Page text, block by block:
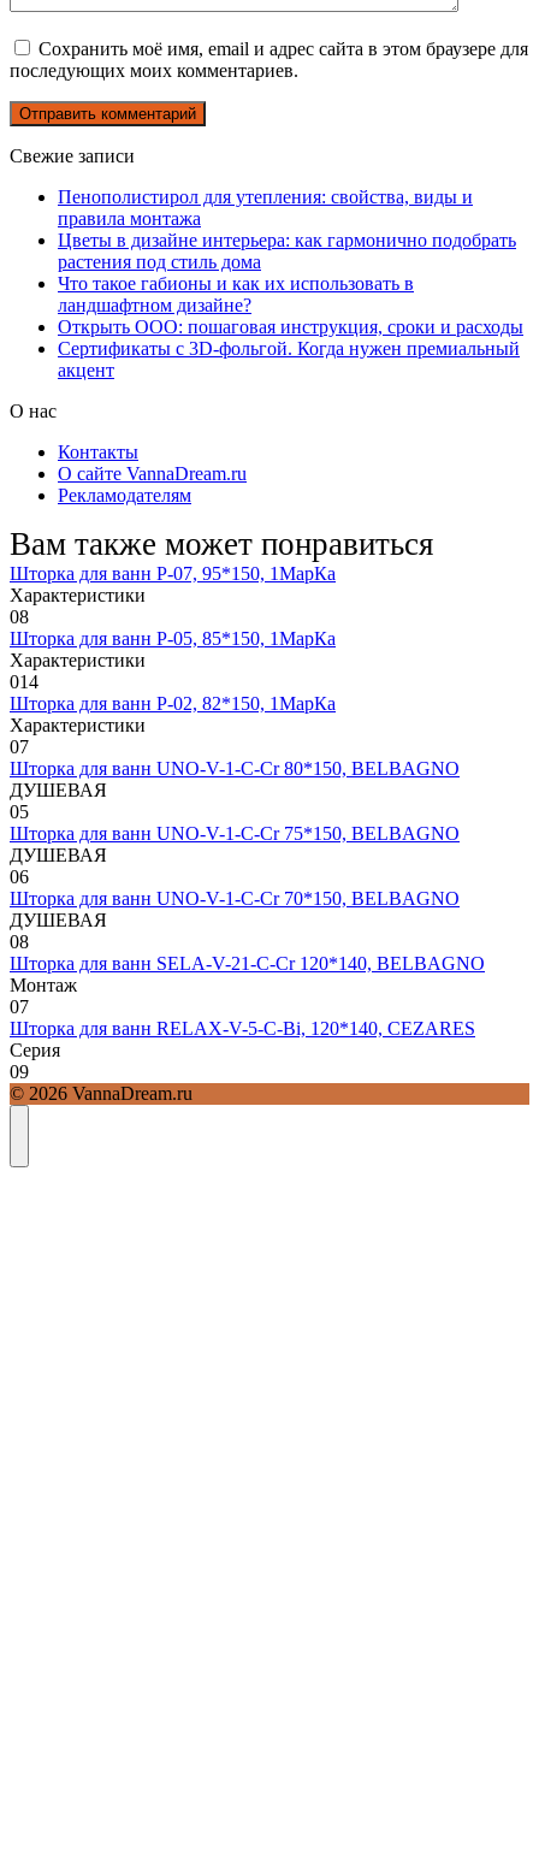
Сохранить моё имя, email и адрес сайта в этом браузере для
последующих моих комментариев.
Свежие записи
Пенополистирол для утепления: свойства, виды и
правила монтажа
Цветы в дизайне интерьера: как гармонично подобрать
растения под стиль дома
Что такое габионы и как их использовать в
ландшафтном дизайне?
Открыть ООО: пошаговая инструкция, сроки и расходы
Сертификаты с 3D-фольгой. Когда нужен премиальный
акцент
О нас
Контакты
О сайте VannaDream.ru
Рекламодателям
Вам также может понравиться
Шторка для ванн Р-07, 95*150, 1МарКа
Характеристики
08
Шторка для ванн Р-05, 85*150, 1МарКа
Характеристики
014
Шторка для ванн Р-02, 82*150, 1МарКа
Характеристики
07
Шторка для ванн UNO-V-1-C-Cr 80*150, BELBAGNO
ДУШЕВАЯ
05
Шторка для ванн UNO-V-1-C-Cr 75*150, BELBAGNO
ДУШЕВАЯ
06
Шторка для ванн UNO-V-1-C-Cr 70*150, BELBAGNO
ДУШЕВАЯ
08
Шторка для ванн SELA-V-21-C-Cr 120*140, BELBAGNO
Монтаж
07
Шторка для ванн RELAX-V-5-C-Bi, 120*140, CEZARES
Серия
09
© 2026 VannaDream.ru